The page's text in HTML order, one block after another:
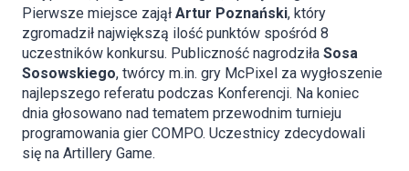
Pierwsze miejsce zajął Artur Poznański, który
zgromadził największą ilość punktów spośród 8
uczestników konkursu. Publiczność nagrodziła Sosa
Sosowskiego, twórcy m.in. gry McPixel za wygłoszenie
najlepszego referatu podczas Konferencji. Na koniec
dnia głosowano nad tematem przewodnim turnieju
programowania gier COMPO. Uczestnicy zdecydowali
się na Artillery Game.